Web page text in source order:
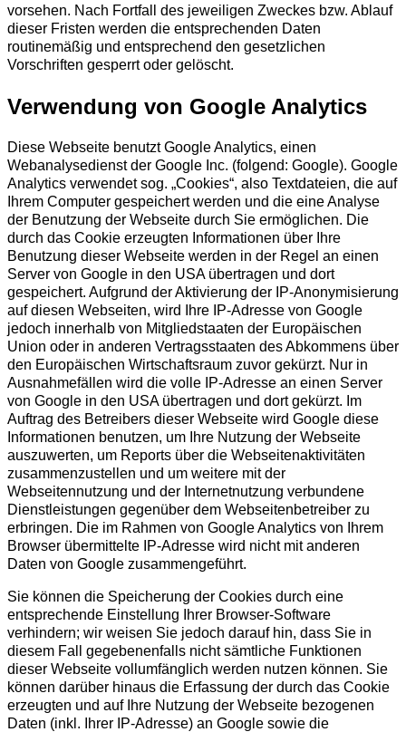
vorsehen. Nach Fortfall des jeweiligen Zweckes bzw. Ablauf
dieser Fristen werden die entsprechenden Daten
routinemäßig und entsprechend den gesetzlichen
Vorschriften gesperrt oder gelöscht.
Verwendung von Google Analytics
Diese Webseite benutzt Google Analytics, einen
Webanalysedienst der Google Inc. (folgend: Google). Google
Analytics verwendet sog. „Cookies“, also Textdateien, die auf
Ihrem Computer gespeichert werden und die eine Analyse
der Benutzung der Webseite durch Sie ermöglichen. Die
durch das Cookie erzeugten Informationen über Ihre
Benutzung dieser Webseite werden in der Regel an einen
Server von Google in den USA übertragen und dort
gespeichert. Aufgrund der Aktivierung der IP-Anonymisierung
auf diesen Webseiten, wird Ihre IP-Adresse von Google
jedoch innerhalb von Mitgliedstaaten der Europäischen
Union oder in anderen Vertragsstaaten des Abkommens über
den Europäischen Wirtschaftsraum zuvor gekürzt. Nur in
Ausnahmefällen wird die volle IP-Adresse an einen Server
von Google in den USA übertragen und dort gekürzt. Im
Auftrag des Betreibers dieser Webseite wird Google diese
Informationen benutzen, um Ihre Nutzung der Webseite
auszuwerten, um Reports über die Webseitenaktivitäten
zusammenzustellen und um weitere mit der
Webseitennutzung und der Internetnutzung verbundene
Dienstleistungen gegenüber dem Webseitenbetreiber zu
erbringen. Die im Rahmen von Google Analytics von Ihrem
Browser übermittelte IP-Adresse wird nicht mit anderen
Daten von Google zusammengeführt.
Sie können die Speicherung der Cookies durch eine
entsprechende Einstellung Ihrer Browser-Software
verhindern; wir weisen Sie jedoch darauf hin, dass Sie in
diesem Fall gegebenenfalls nicht sämtliche Funktionen
dieser Webseite vollumfänglich werden nutzen können. Sie
können darüber hinaus die Erfassung der durch das Cookie
erzeugten und auf Ihre Nutzung der Webseite bezogenen
Daten (inkl. Ihrer IP-Adresse) an Google sowie die